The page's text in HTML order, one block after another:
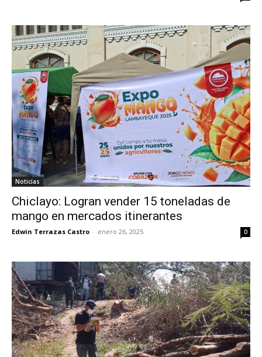
Noticias
Chiclayo: Logran vender 15 toneladas de
mango en mercados itinerantes
Edwin Terrazas Castro - enero 26, 2025 0